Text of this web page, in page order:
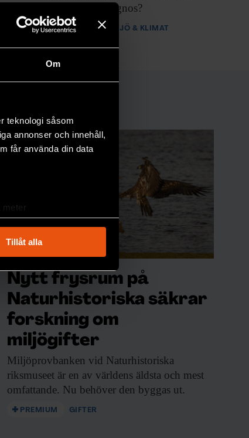
Om
teknologi såsom
annonser och innehåll,
får använda din data
. Du kan ändra
funktioner för
från din enhet
informationen
tjänster.
Tillåt alla
ställs i så fall diagnos?
PREMIUM MILJÖ & KLIMAT
Nytt frysrum på
Naturhistoriska säkrar
forskning om
miljögifter
Miljöprovbanken vid Naturhistoriska
riksmuseet är en av världens äldsta och mest
omfattande. Nu behöver den byggas ut.
PREMIUM GIFTER